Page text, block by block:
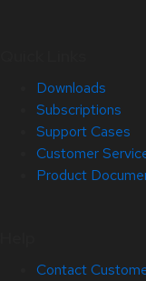
Downloads
Subscriptions
Support Cases
Customer
Product
Contact